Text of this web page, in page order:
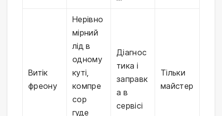
Витік
фреону
Нерівно
мірний
лід в
одному
куті,
компре
сор
гуде
Діагнос
тика і
заправк
а в
сервісі
Тільки
майстер